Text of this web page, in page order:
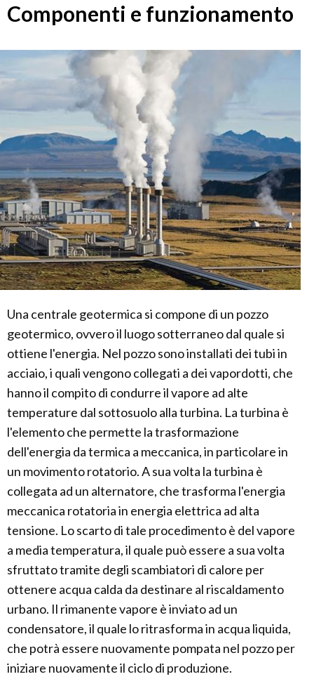
Componenti e funzionamento
Una centrale geotermica si compone di un pozzo
geotermico, ovvero il luogo sotterraneo dal quale si
ottiene l'energia. Nel pozzo sono installati dei tubi in
acciaio, i quali vengono collegati a dei vapordotti, che
hanno il compito di condurre il vapore ad alte
temperature dal sottosuolo alla turbina. La turbina è
l'elemento che permette la trasformazione
dell'energia da termica a meccanica, in particolare in
un movimento rotatorio. A sua volta la turbina è
collegata ad un alternatore, che trasforma l'energia
meccanica rotatoria in energia elettrica ad alta
tensione. Lo scarto di tale procedimento è del vapore
a media temperatura, il quale può essere a sua volta
sfruttato tramite degli scambiatori di calore per
ottenere acqua calda da destinare al riscaldamento
urbano. Il rimanente vapore è inviato ad un
condensatore, il quale lo ritrasforma in acqua liquida,
che potrà essere nuovamente pompata nel pozzo per
iniziare nuovamente il ciclo di produzione.